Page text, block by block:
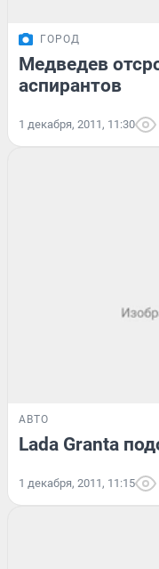
ГОРОД
Медведев
аспирантов
1 декабря, 2011, 11:30
АВТО
Lada Granta
1 декабря, 2011, 11:15